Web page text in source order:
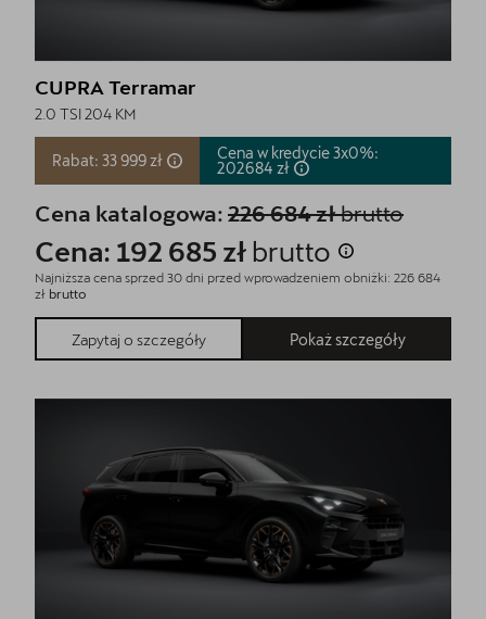
CUPRA Terramar
2.0 TSI 204 KM
Rabat: 33 999 zł
Cena w kredycie 3x0%:
202684 zł
Cena katalogowa: 226 684 złbrutto
Cena: 192 685 zł brutto
Najniższa cena sprzed 30 dni przed wprowadzeniem obniżki: 226 684
zł brutto
Zapytaj o szczegóły Pokaż szczegóły